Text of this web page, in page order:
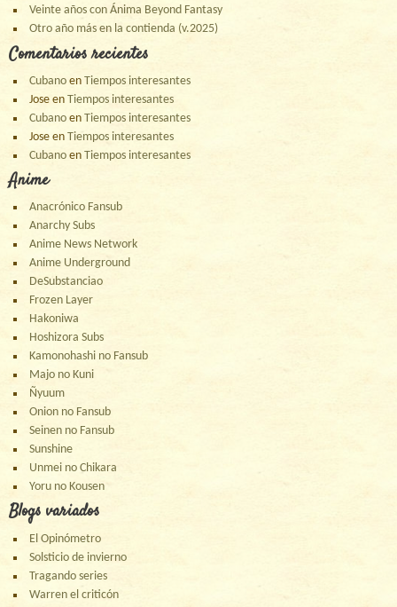
Veinte años con Ánima Beyond Fantasy
Otro año más en la contienda (v.2025)
Comentarios recientes
Cubano enTiempos interesantes
Jose enTiempos interesantes
Cubano enTiempos interesantes
Jose enTiempos interesantes
Cubano enTiempos interesantes
Anime
Anacrónico Fansub
Anarchy Subs
Anime News Network
Anime Underground
DeSubstanciao
Frozen Layer
Hakoniwa
Hoshizora Subs
Kamonohashi no Fansub
Majo no Kuni
Ñyuum
Onion no Fansub
Seinen no Fansub
Sunshine
Unmei no Chikara
Yoru no Kousen
Blogs variados
El Opinómetro
Solsticio de invierno
Tragando series
Warren el criticón